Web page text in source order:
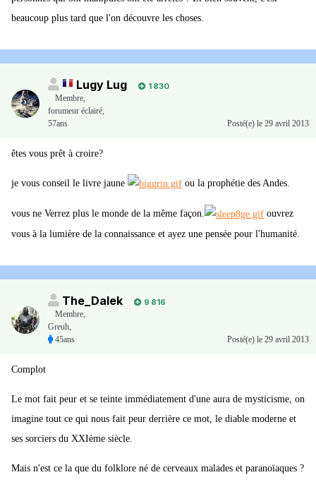
beaucoup plus tard que l'on découvre les choses.
Lugy Lug
1 830
Membre,
forumeur éclairé,
57ans
Posté(e) le 29 avril 2013
êtes vous prêt à croire?
je vous conseil le livre jaune ou la prophétie des Andes.
vous ne Verrez plus le monde de la même façon.
ouvrez
vous à la lumière de la connaissance et ayez une pensée pour l'humanité.
The_Dalek
9 816
Membre,
Greuh,
45ans
Posté(e) le 29 avril 2013
Complot
Le mot fait peur et se teinte immédiatement d'une aura de mysticisme, on
imagine tout ce qui nous fait peur derrière ce mot, le diable moderne et
ses sorciers du XXIème siècle.
Mais n'est ce la que du folklore né de cerveaux malades et paranoïaques ?